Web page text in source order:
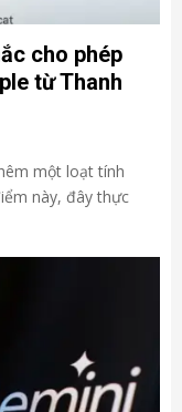
cho phép
từ Thanh
một loạt tính
này, đây thực